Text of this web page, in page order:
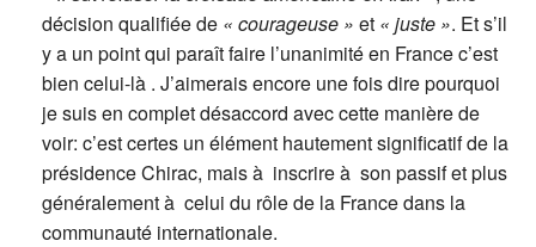
décision qualifiée de « courageuse » et « juste ». Et s’il
y a un point qui paraît faire l’unanimité en France c’est
bien celui-là . J’aimerais encore une fois dire pourquoi
je suis en complet désaccord avec cette manière de
voir: c’est certes un élément hautement significatif de la
présidence Chirac, mais à inscrire à son passif et plus
généralement à celui du rôle de la France dans la
communauté internationale.